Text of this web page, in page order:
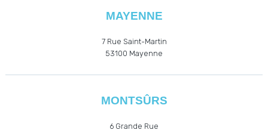
MAYENNE
7 Rue Saint-Martin
53100 Mayenne
MONTSÛRS
6 Grande Rue